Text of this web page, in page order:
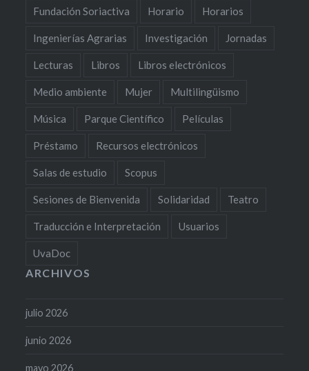
Fundación Soriactiva Horario Horarios
Ingenierías Agrarias Investigación Jornadas
Lecturas Libros Libros electrónicos
Medio ambiente Mujer Multilingüismo
Música Parque Científico Películas
Préstamo Recursos electrónicos
Salas de estudio Scopus
Sesiones de Bienvenida Solidaridad Teatro
Traducción e Interpretación Usuarios
UvaDoc
ARCHIVOS
julio 2026
junio 2026
mayo 2026